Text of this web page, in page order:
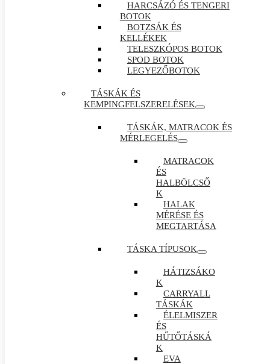
HARCSÁZÓ ÉS TENGERI
BOTOK
BOTZSÁK ÉS
KELLÉKEK
TELESZKÓPOS BOTOK
SPOD BOTOK
LEGYEZŐBOTOK
TÁSKÁK ÉS
KEMPINGFELSZERELÉSEK
TÁSKÁK, MATRACOK ÉS
MÉRLEGELÉS
MATRACOK
ÉS
HALBÖLCSŐ
K
HALAK
MÉRÉSE ÉS
MEGTARTÁSA
TÁSKA TÍPUSOK
HÁTIZSÁKO
K
CARRYALL
TÁSKÁK
ÉLELMISZER
ÉS
HŰTŐTÁSKÁ
K
EVA